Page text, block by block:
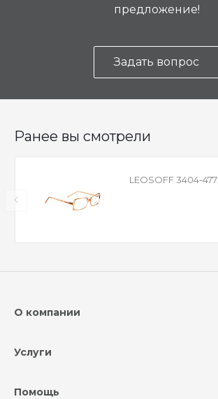
предложение!
Задать вопрос
Ранее вы смотрели
LEOSOFF 3404-477
О компании
Услуги
Помощь